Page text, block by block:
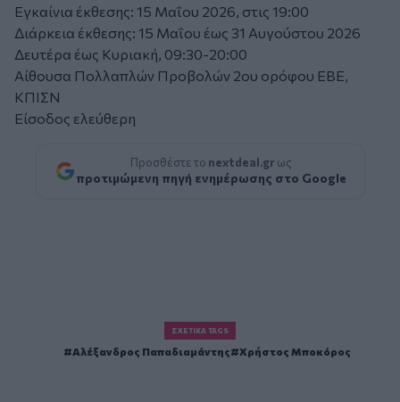
Εγκαίνια έκθεσης: 15 Μαΐου 2026, στις 19:00
Διάρκεια έκθεσης: 15 Μαΐου έως 31 Αυγούστου 2026
Δευτέρα έως Κυριακή, 09:30-20:00
Αίθουσα Πολλαπλών Προβολών 2ου ορόφου ΕΒΕ,
ΚΠΙΣΝ
Είσοδος ελεύθερη
Προσθέστε το nextdeal.gr ως
προτιμώμενη πηγή ενημέρωσης στο Google
ΣΧΕΤΙΚΆ TAGS
Αλέξανδρος Παπαδιαμάντης Χρήστος Μποκόρος